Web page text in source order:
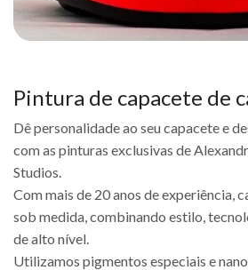
Pintura de capacete de
Dê personalidade ao seu capacete e
com as pinturas exclusivas de
Studios.
Com mais de 20 anos de experiência,
sob medida, combinando estilo,
de alto nível.
Utilizamos pigmentos especiais e